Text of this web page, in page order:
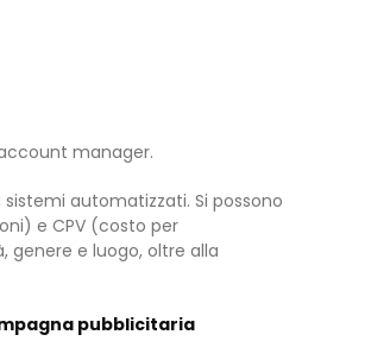
manager.
automatizzati. Si possono
e CPV (costo per
genere e luogo, oltre alla
pubblicitaria